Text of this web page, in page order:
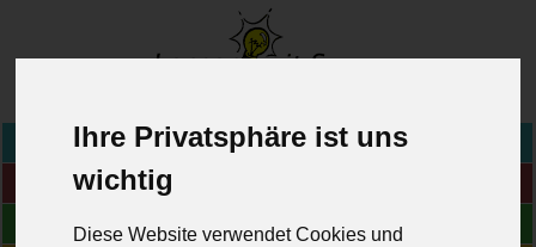
Ihre Privatsphäre ist uns
wichtig
Diese Website verwendet Cookies und
Home
Blog